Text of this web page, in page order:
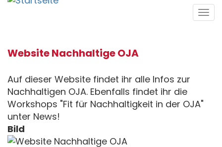
Direkt
Website Nachhaltige OJA
Auf dieser Website findet ihr alle Infos zur
Nachhaltigen OJA. Ebenfalls findet ihr die
Workshops "Fit für Nachhaltigkeit in der OJA"
unter News!
Bild